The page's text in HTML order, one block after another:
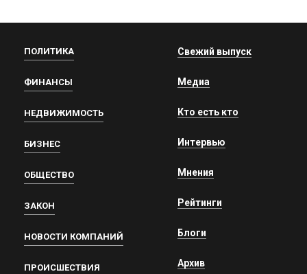
ПОЛИТИКА
ФИНАНСЫ
НЕДВИЖИМОСТЬ
БИЗНЕС
ОБЩЕСТВО
ЗАКОН
НОВОСТИ КОМПАНИЙ
ПРОИСШЕСТВИЯ
Свежий выпуск
Медиа
Кто есть кто
Интервью
Мнения
Рейтинги
Блоги
Архив